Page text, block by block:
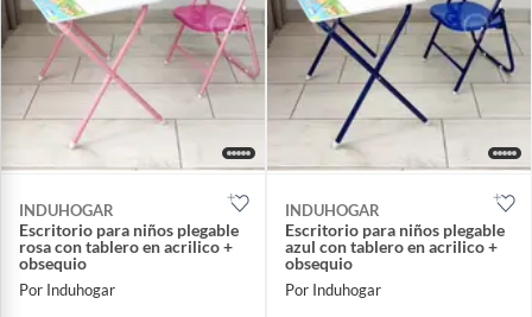
INDUHOGAR
Escritorio para niños plegable
rosa con tablero en acrilico +
obsequio
Por Induhogar
INDUHOGAR
Escritorio para niños plegable
azul con tablero en acrilico +
obsequio
Por Induhogar